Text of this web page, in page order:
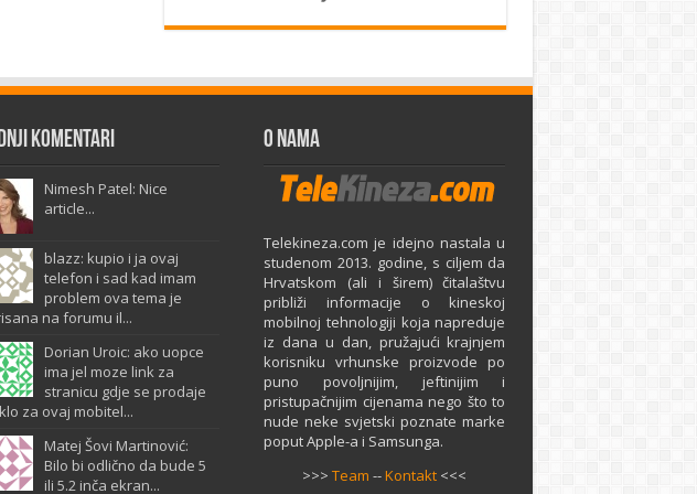
komentari
Nimesh Patel: Nice
article...
blazz: kupio i ja ovaj
telefon i sad kad imam
problem ova tema je
na forumu il...
Dorian Uroic: ako uopce
ima jel moze link za
stranicu gdje se prodaje
za ovaj mobitel...
Matej Šovi Martinović:
Bilo bi odlično da bude 5
ili 5.2 inča ekran...
O Nama
Telekineza.com je idejno nastala u
studenom 2013. godine, s ciljem da
Hrvatskom (ali i širem) čitalaštvu
približi informacije o kineskoj
mobilnoj tehnologiji koja napreduje
iz dana u dan, pružajući krajnjem
korisniku vrhunske proizvode po
puno povoljnijim, jeftinijim i
pristupačnijim cijenama nego što to
nude neke svjetski poznate marke
poput Apple-a i Samsunga.
>>>Team --Kontakt <<<